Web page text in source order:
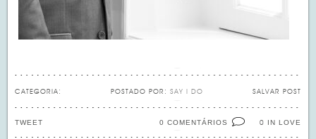
CATEGORIA: SALVAR POST
POSTADO POR: SAY I DO
0 IN LOVE
0 COMENTÁRIOS
TWEET